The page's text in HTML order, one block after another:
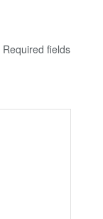
Required fields